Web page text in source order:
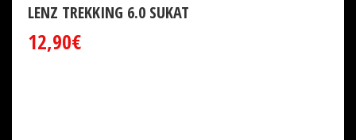
LENZ TREKKING 6.0 SUKAT
12,90€